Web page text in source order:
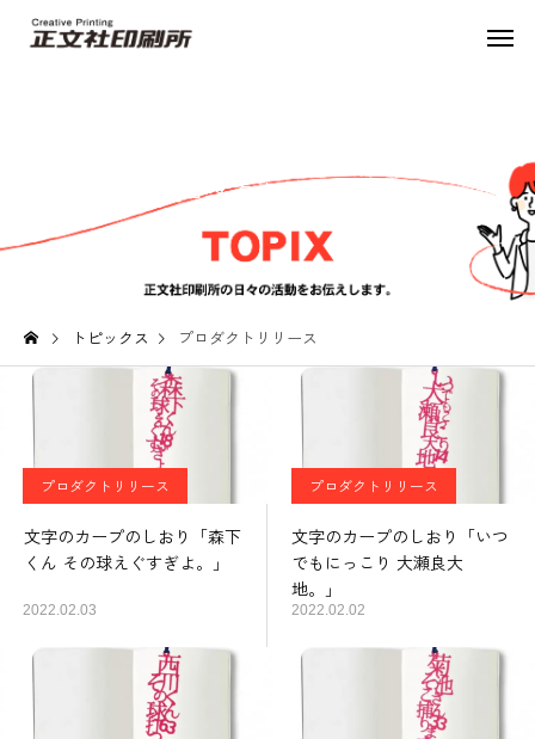
プロダクトリリース
トピックス プロダクトリリース
プロダクトリリース
文字のカープのしおり「森下
くん その球えぐすぎよ。」
2022.02.03
プロダクトリリース
文字のカープのしおり「いつ
でもにっこり 大瀬良大
地。」
2022.02.02